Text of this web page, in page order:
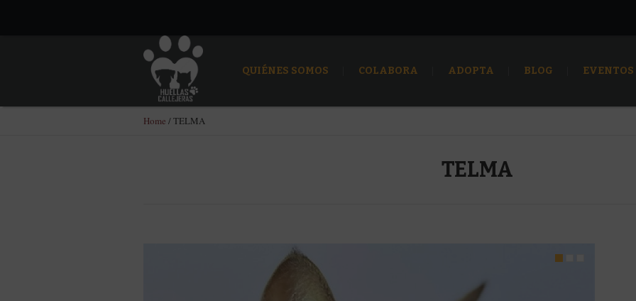
QUIÉNES SOMOS COLABORA ADOPTA BLOG EVENTOS
Home /TELMA
TELMA